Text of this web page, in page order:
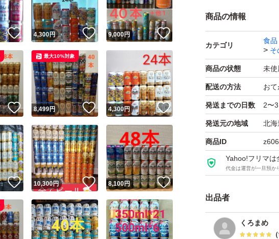
他フリマで多数出
誠実な対応心がけ
#ビール
#チューハイ
商品の情報
カテゴリ
食品
そ
商品の状態 未使
配送の方法 おて
発送までの日数 2〜
発送元の地域 北海
商品ID
Yahoo!フリマは
代金は運営が一旦預か
出品者
くろまめ
（
いいね！
4,300円 いいね！
9,000円 いいね！
いいね！
8,499円 いいね！
最大10%対象
4,300円 いいね！
いいね！
10,300円 いいね！
8,100円 いいね！